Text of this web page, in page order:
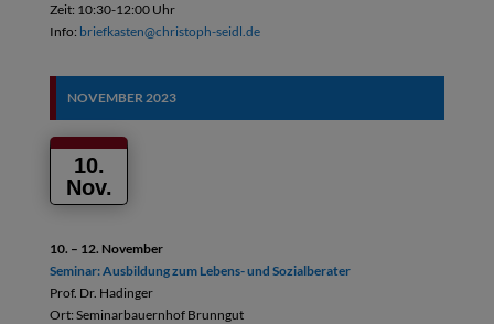
Zeit: 10:30-12:00 Uhr
Info: briefkasten@christoph-seidl.de
NOVEMBER2023
10.
Nov.
10. – 12. November
Seminar: Ausbildung zum Lebens- und Sozialberater
Prof. Dr. Hadinger
Ort: Seminarbauernhof Brunngut